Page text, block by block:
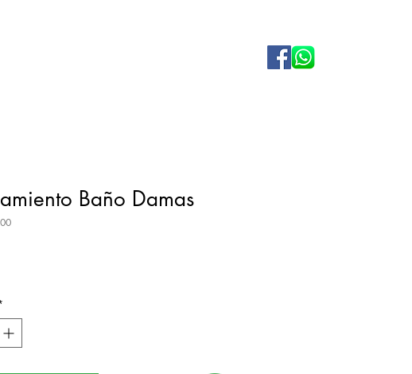
Baño Damas